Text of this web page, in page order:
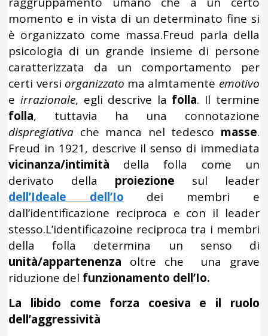
momento e in vista di un determinato fine si
è organizzato come massa.Freud parla della
psicologia di un grande insieme di persone
caratterizzata da un comportamento per
certi versi organizzato ma almtamente emotivo
eirrazionale, egli descrive la folla. Il termine
folla, tuttavia ha una connotazione
dispregiativa che manca nel tedesco masse.
Freud in 1921, descrive il senso di immediata
vicinanza/intimità della folla come un
derivato della proiezione sul leader
dell’Ideale dell’Io dei membri e
dall’identificazione reciproca e con il leader
stesso.L’identificazoine reciproca tra i membri
della folla determina un senso di
unità/appartenenza oltre che una grave
riduzione del funzionamento dell’Io.
La libido come forza coesiva e il ruolo
dell’aggressività